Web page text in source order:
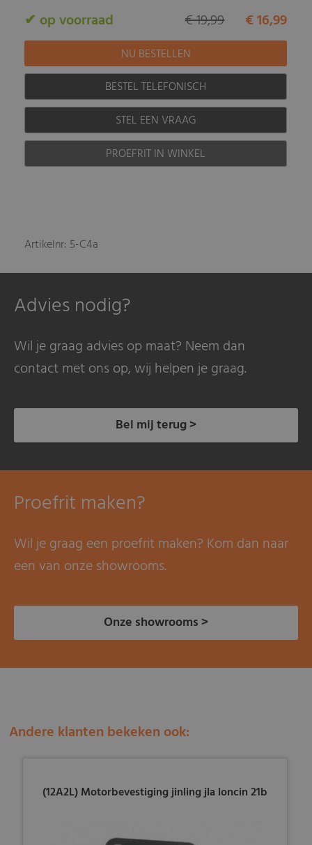
✔ op voorraad € 16,99
€ 19,99
BESTEL TELEFONISCH
STEL EEN VRAAG
PROEFRIT IN WINKEL
Artikelnr: 5-C4a
Advies nodig?
Wil je graag advies op maat? Neem dan
contact met ons op, wij helpen je graag.
Bel mij terug >
Proefrit maken?
Wil je graag een proefrit maken? Kom dan naar
een van onze showrooms.
Onze showrooms >
Andere klanten bekeken ook:
(12A2L) Motorbevestiging jinling jla loncin 21b